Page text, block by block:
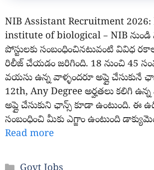
NIB Assistant Recruitment
institute of biological – NIB
పోస్టులకు సంబంధించినటువంటి వివిధ
రిలీజ్ చేయడం జరిగింది. 18 నుంచి 45
వయసు ఉన్న వాళ్ళందరూ అప్లై చేసుకునే
12th, Any Degree అర్హతలు కలిగి
అప్లై చేసుకుని ఛాన్స్ కూడా ఉంటుంది. ఈ
సంబంధించి మీకు ఎగ్జాం ఉంటుంది
Read more
Categories